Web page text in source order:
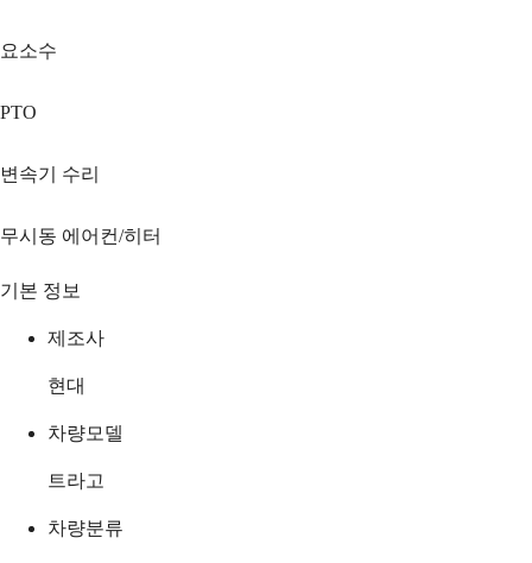
요소수
PTO
변속기 수리
무시동 에어컨/히터
기본 정보
제조사
현대
차량모델
트라고
차량분류